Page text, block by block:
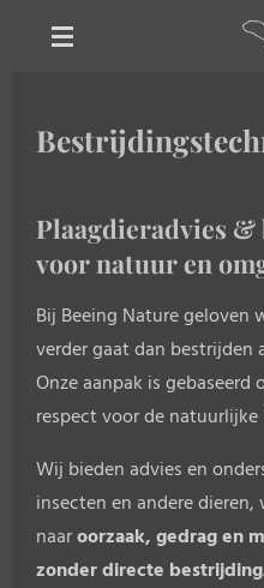
hoofdinhoud
Plaagdieradvies &
voor natuur en
Bij Beeing Nature geloven
verder gaat dan bestrijden
Onze aanpak is gebaseerd
respect voor de natuurlijke
Wij bieden advies en
insecten en andere
naaroorzaak, gedrag en
zonder directe bestrijding.